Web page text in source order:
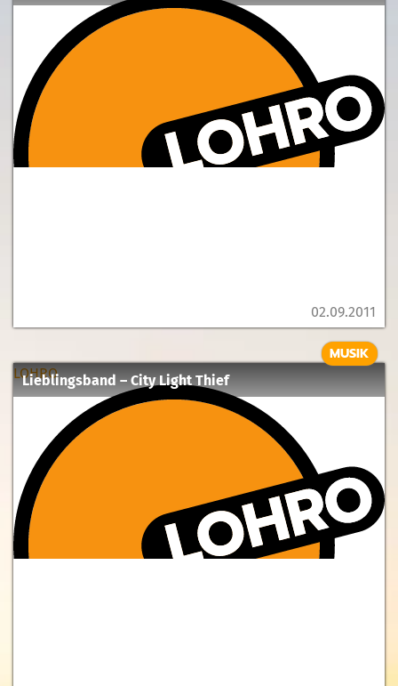
02.09.2011
LOHRO
Lieblingsband – City Light Thief
MUSIK